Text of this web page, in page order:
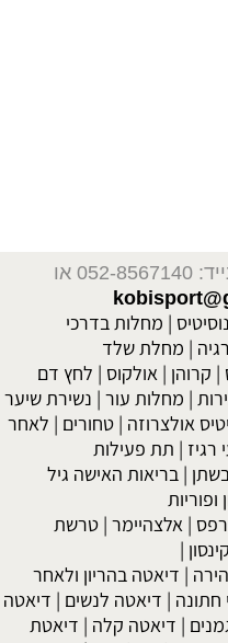
או
| מחלות בדרכי
| מחלת שלד
| קרוהן | אולקוס | לחץ דם
| מחלות עור | נשירת שיער
אולצרוזה |טחורים | לאחר
רגיז | תת פעילות
| בריאות האישה גיל
ופוריות
| אלצהיימר |טרשת
|
| דיאטה בהריון ולאחר
חתונה | דיאטה לנשים | דיאטה
| דיאטה קלה | דיאטת